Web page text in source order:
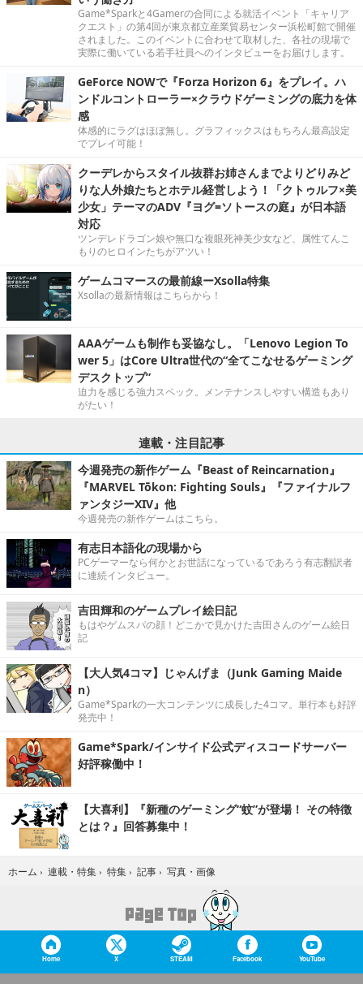
Game*Sparkと4Gamerの合同による就活イベント「キャリア
クエスト」の第4回が東京都立産業貿易センター浜松町館で開催
されました。このイベントに合わせて取材した、各社の現場で
実際に働いている若手社員へのインタビューをお届けします。
GeForce NOWで『Forza Horizon 6』をプレイ。ハ
ンドルコントローラー×クラウドゲーミングの底力を体
感
体感的にラグはほぼ無し。グラフィックスはもちろん最高設定
でプレイ可能！
クーデレからスタイル抜群お姉さんまでよりどりみど
りな人外娘たちとホテル経営しよう！「クトゥルフ×美
少女」テーマのADV『ヨグ=ソトースの庭』が日本語
対応
ツンデレドラゴン娘や無口な複眼死神美少女など、属性てんこ
もりのヒロインたちがアツい！
ゲームコマースの最前線ーXsolla特集
Xsollaの最新情報はこちらから！
AAAゲームも制作も妥協なし。「Lenovo Legion To
wer 5」はCore Ultra世代の“全てこなせるゲーミング
デスクトップ”
迫力を感じる強力スペック。メンテナンスしやすい構造もあり
がたい！
連載・注目記事
今週発売の新作ゲーム『Beast of Reincarnation』
『MARVEL Tōkon: Fighting Souls』『ファイナルフ
ァンタジーXIV』他
今週発売の新作ゲームはこちら。
有志日本語化の現場から
PCゲーマーなら何かとお世話になっているであろう有志翻訳者
に連続インタビュー。
吉田輝和のゲームプレイ絵日記
もはやゲムスパの顔！どこかで見かけた吉田さんのゲーム絵日
記
【大人気4コマ】じゃんげま（Junk Gaming Maide
n）
Game*Sparkの一大コンテンツに成長した4コマ。単行本も好評
発売中！
Game*Spark/インサイド公式ディスコードサーバー
好評稼働中！
【大喜利】『新種のゲーミング“蚊”が登場！ その特徴
とは？』回答募集中！
ホーム › 連載・特集 › 特集 › 記事 › 写真・画像
Home X STEAM Facebook YouTube